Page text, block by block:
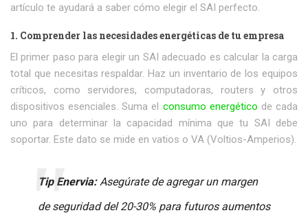
artículo te ayudará a saber cómo elegir el SAI perfecto.
1. Comprender las necesidades energéticas de tu empresa
El primer paso para elegir un SAI adecuado es calcular la carga
total que necesitas respaldar. Haz un inventario de los equipos
críticos, como servidores, computadoras, routers y otros
dispositivos esenciales. Suma el consumo energético de cada
uno para determinar la capacidad mínima que tu SAI debe
soportar. Este dato se mide en vatios o VA (Voltios-Amperios).
Tip Enervia:Asegúrate de agregar un margen
de seguridad del 20-30% para futuros aumentos